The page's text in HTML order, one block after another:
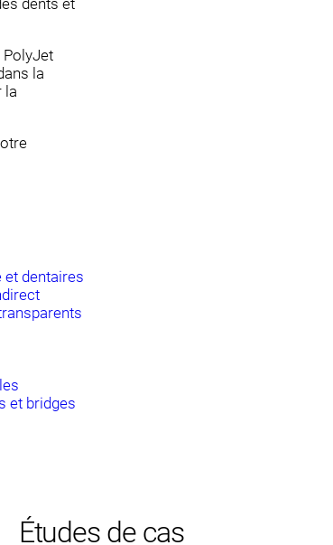
dents et
la
la
dentaires
et bridges
Études de cas